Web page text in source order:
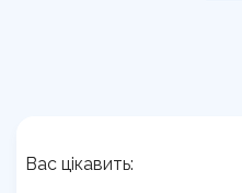
Вас цікавить: